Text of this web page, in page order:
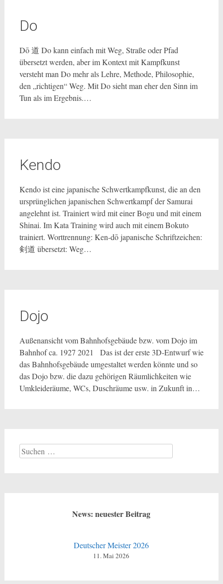
Do
Dō 道 Do kann einfach mit Weg, Straße oder Pfad
übersetzt werden, aber im Kontext mit Kampfkunst
versteht man Do mehr als Lehre, Methode, Philosophie,
den „richtigen“ Weg. Mit Do sieht man eher den Sinn im
Tun als im Ergebnis.…
Kendo
Kendo ist eine japanische Schwertkampfkunst, die an den
ursprünglichen japanischen Schwertkampf der Samurai
angelehnt ist. Trainiert wird mit einer Bogu und mit einem
Shinai. Im Kata Training wird auch mit einem Bokuto
trainiert. Worttrennung: Ken-dō japanische Schriftzeichen:
剣道 übersetzt: Weg…
Dojo
Außenansicht vom Bahnhofsgebäude bzw. vom Dojo im
Bahnhof ca. 1927 2021 Das ist der erste 3D-Entwurf wie
das Bahnhofsgebäude umgestaltet werden könnte und so
das Dojo bzw. die dazu gehörigen Räumlichkeiten wie
Umkleideräume, WCs, Duschräume usw. in Zukunft in…
Suchen
nach:
News: neuester Beitrag
Deutscher Meister 2026
11. Mai 2026